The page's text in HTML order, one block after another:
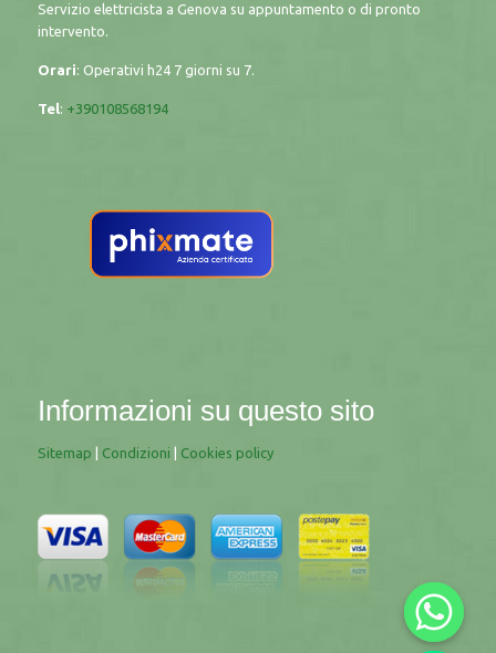
Servizio elettricista a Genova su appuntamento o di pronto
intervento.
Orari: Operativi h24 7 giorni su 7.
Tel: +390108568194
Informazioni su questo sito
Sitemap Condizioni Cookies policy